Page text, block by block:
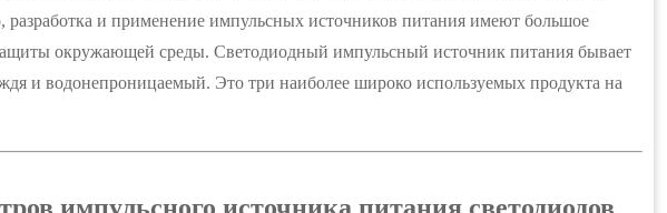
и применение импульсных источников питания имеют большое
окружающей среды. Светодиодный импульсный источник питания бывает
и водонепроницаемый. Это три наиболее широко используемых продукта на